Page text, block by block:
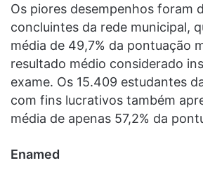
Os piores desempenhos foram
concluintes da rede municipal,
média de 49,7% da pontuação
resultado médio considerado
exame. Os 15.409 estudantes
com fins lucrativos também
média de apenas 57,2% da
Enamed